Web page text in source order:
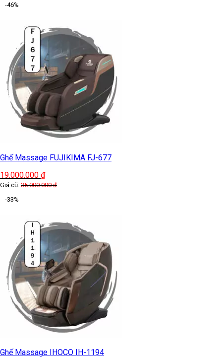
-46%
Ghế Massage FUJIKIMA FJ-677
19.000.000 ₫
Giá cũ: 35.000.000₫
-33%
Ghế Massage IHOCO IH-1194